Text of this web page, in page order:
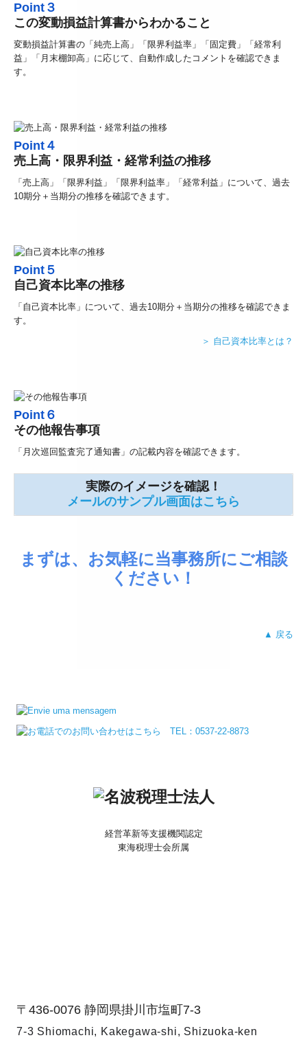
Point３
この変動損益計算書からわかること
変動損益計算書の「純売上高」「限界利益率」「固定費」「経常利
益」「月末棚卸高」に応じて、自動作成したコメントを確認できま
す。
Point４
売上高・限界利益・経常利益の推移
「売上高」「限界利益」「限界利益率」「経常利益」について、過去
10期分＋当期分の推移を確認できます。
Point５
自己資本比率の推移
「自己資本比率」について、過去10期分＋当期分の推移を確認できま
す。
＞ 自己資本比率とは ？
Point６
その他報告事項
「月次巡回監査完了通知書」の記載内容を確認できます。
実際のイメージを確認！
メールのサンプル画面はこちら
まずは、お気軽に当事務所にご相談
ください！
▲ 戻る
経営革新等支援機関認定
東海税理士会所属
〒436-0076静岡県掛川市塩町7-3
7-3 Shiomachi, Kakegawa-shi, Shizuoka-ken